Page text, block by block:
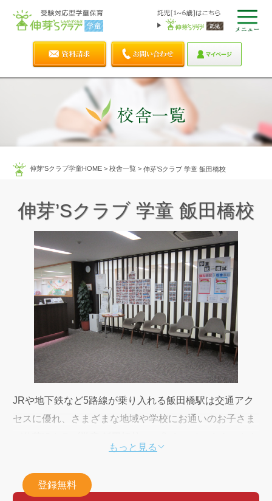
伸芽'Sクラブ学童HOME> 校舎一覧> 伸芽’Sクラブ 学童 飯田橋校
伸芽’Sクラブ 学童 飯田橋校
JRや地下鉄など5路線が乗り入れる飯田橋駅は交通アク
セスに優れ、さまざまな地域や学校にお通いのお子さま
ざまな学校の仲間が集う校舎だからこそ、まずは学校の
宿題に取り組むことを第一の優先課題として位置づけて
います。
もっと見る
登録無料